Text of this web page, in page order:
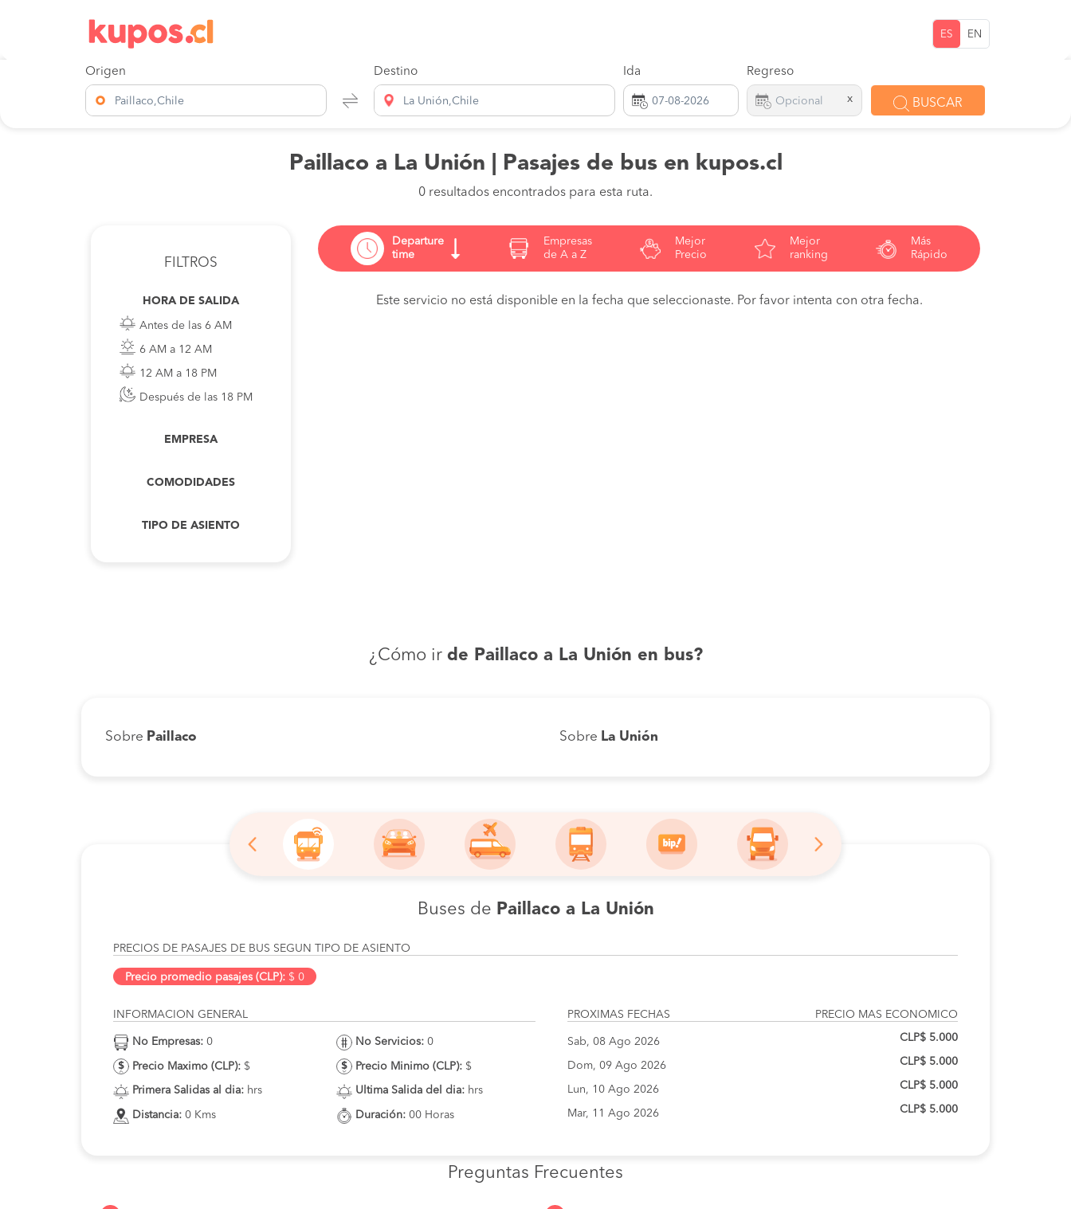
ES EN
Origen
Paillaco,Chile
Destino
La Unión,Chile
Ida Regreso
x BUSCAR
Paillaco a La Unión | Pasajes de bus en kupos.cl
0 resultados encontrados para esta ruta.
FILTROS
HORA DE SALIDA
Antes de las 6 AM
6 AM a 12 AM
12 AM a 18 PM
Después de las 18 PM
EMPRESA
COMODIDADES
TIPO DE ASIENTO
Departure
time
Empresas
de A a Z
Mejor
Precio
Mejor
ranking
Más
Rápido
Este servicio no está disponible en la fecha que seleccionaste. Por favor intenta con otra fecha.
¿Cómo ir de Paillaco a La Unión en bus?
Sobre Paillaco Sobre La Unión
Buses de Paillaco a La Unión
PRECIOS DE PASAJES DE BUS SEGUN TIPO DE ASIENTO
Precio promedio pasajes (CLP): $ 0
INFORMACION GENERAL
No Empresas: 0
Precio Maximo (CLP): $
Primera Salidas al dia: hrs
Distancia: 0 Kms
No Servicios: 0
Precio Minimo (CLP): $
Ultima Salida del dia: hrs
Duración: 00 Horas
PROXIMAS FECHAS PRECIO MAS ECONOMICO
Sab, 08 Ago 2026
Dom, 09 Ago 2026
Lun, 10 Ago 2026
Mar, 11 Ago 2026
CLP$ 5.000
CLP$ 5.000
CLP$ 5.000
CLP$ 5.000
Preguntas Frecuentes